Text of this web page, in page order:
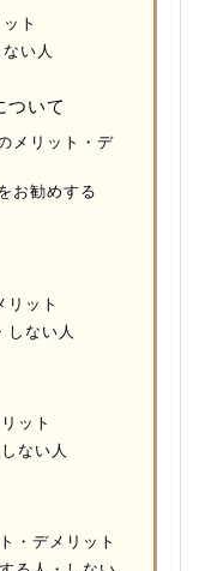
ト
い人
いて
メリット・デ
お勧めする
ット
ない人
ット
ない人
・デメリット